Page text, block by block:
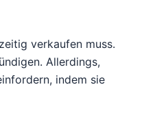
verkaufen muss.
Allerdings,
indem sie